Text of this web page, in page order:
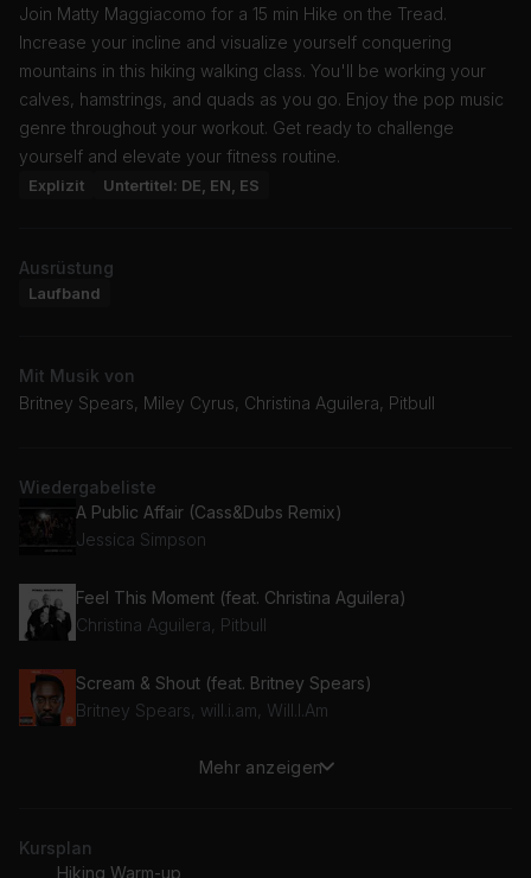
Join Matty Maggiacomo for a 15 min Hike on the Tread.
Increase your incline and visualize yourself conquering
mountains in this hiking walking class. You'll be working your
calves, hamstrings, and quads as you go. Enjoy the pop music
genre throughout your workout. Get ready to challenge
yourself and elevate your fitness routine.
Explizit Untertitel: DE, EN, ES
Ausrüstung
Laufband
Mit Musik von
Britney Spears, Miley Cyrus, Christina Aguilera, Pitbull
Wiedergabeliste
A Public Affair (Cass&Dubs Remix)
Jessica Simpson
Feel This Moment (feat. Christina Aguilera)
Christina Aguilera, Pitbull
Scream & Shout (feat. Britney Spears)
Britney Spears, will.i.am, Will.I.Am
In My Pocket (Soul Solution Uptempo Radio Mix)
Malibu
Mehr anzeigen
Kursplan
Hiking Warm-up